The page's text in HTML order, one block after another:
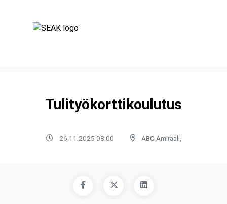
Tulityökorttikoulutus
26.11.2025 08:00 ABC Amiraali,